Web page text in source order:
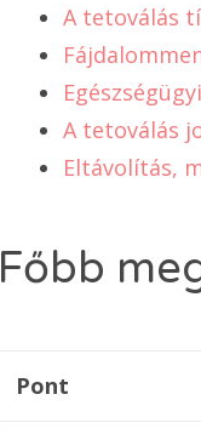
A tetoválás
A tetoválás
Eltávolítás,
Főbb
Pont